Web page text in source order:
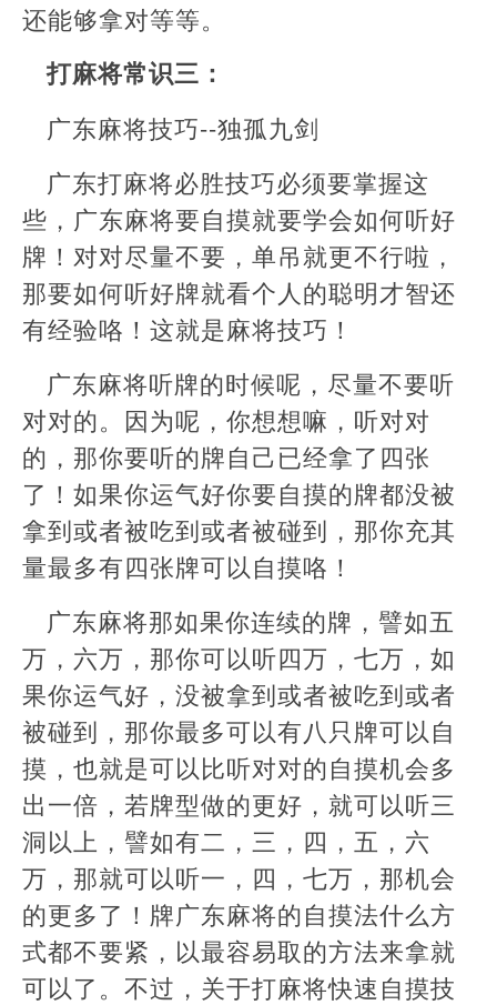
还能够拿对等等。
打麻将常识三：
广东麻将技巧--独孤九剑
广东打麻将必胜技巧必须要掌握这
些，广东麻将要自摸就要学会如何听好
牌！对对尽量不要，单吊就更不行啦，
那要如何听好牌就看个人的聪明才智还
有经验咯！这就是麻将技巧！
广东麻将听牌的时候呢，尽量不要听
对对的。因为呢，你想想嘛，听对对
的，那你要听的牌自己已经拿了四张
了！如果你运气好你要自摸的牌都没被
拿到或者被吃到或者被碰到，那你充其
量最多有四张牌可以自摸咯！
广东麻将那如果你连续的牌，譬如五
万，六万，那你可以听四万，七万，如
果你运气好，没被拿到或者被吃到或者
被碰到，那你最多可以有八只牌可以自
摸，也就是可以比听对对的自摸机会多
出一倍，若牌型做的更好，就可以听三
洞以上，譬如有二，三，四，五，六
万，那就可以听一，四，七万，那机会
的更多了！牌广东麻将的自摸法什么方
式都不要紧，以最容易取的方法来拿就
可以了。不过，关于打麻将快速自摸技